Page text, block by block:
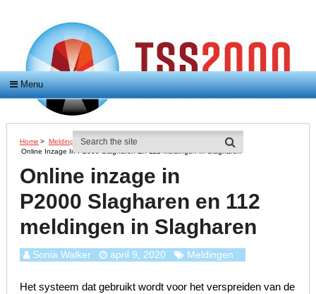
Menu
Home > Meldingen >
Online Inzage In P2000 Slagharen En 112 Meldingen In Slagharen
Online inzage in
P2000 Slagharen en 112
meldingen in Slagharen
Sonia Walker april 9, 2020 Meldingen
Het systeem dat gebruikt wordt voor het verspreiden van de